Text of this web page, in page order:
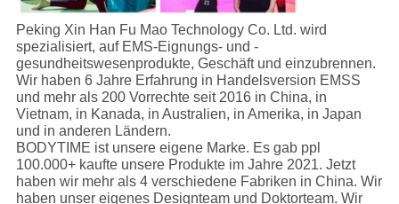
Peking Xin Han Fu Mao Technology Co. Ltd. wird
spezialisiert, auf EMS-Eignungs- und -
gesundheitswesenprodukte, Geschäft und einzubrennen.
Wir haben 6 Jahre Erfahrung in Handelsversion EMSS
und mehr als 200 Vorrechte seit 2016 in China, in
Vietnam, in Kanada, in Australien, in Amerika, in Japan
und in anderen Ländern.
BODYTIME ist unsere eigene Marke. Es gab ppl
100.000+ kaufte unsere Produkte im Jahre 2021. Jetzt
haben wir mehr als 4 verschiedene Fabriken in China. Wir
haben unser eigenes Designteam und Doktorteam. Wir